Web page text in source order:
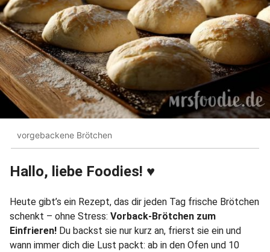
vorgebackene Brötchen
Hallo, liebe Foodies! ♥︎
Heute gibt’s ein Rezept, das dir jeden Tag frische Brötchen
schenkt – ohne Stress: Vorback-Brötchen zum
Einfrieren! Du backst sie nur kurz an, frierst sie ein und
wann immer dich die Lust packt: ab in den Ofen und 10